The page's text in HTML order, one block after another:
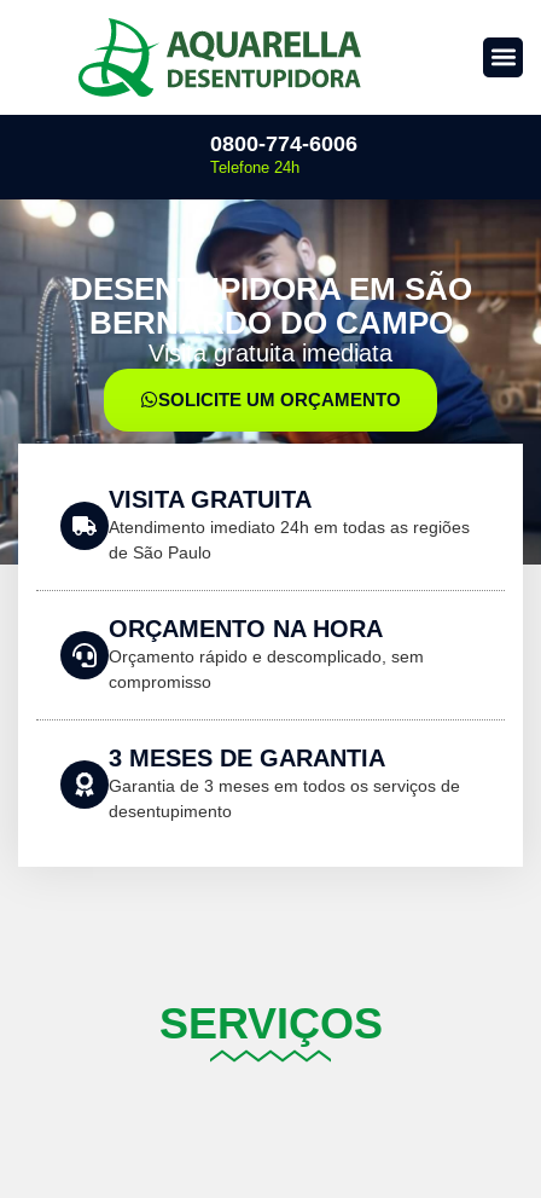
0800-774-6006
Telefone 24h
DESENTUPIDORA EM SÃO
BERNARDO DO CAMPO
Visita gratuita imediata
SOLICITE UM ORÇAMENTO
VISITA GRATUITA
Atendimento imediato 24h em todas as regiões
de São Paulo
ORÇAMENTO NA HORA
Orçamento rápido e descomplicado, sem
compromisso
3 MESES DE GARANTIA
Garantia de 3 meses em todos os serviços de
desentupimento
SERVIÇOS